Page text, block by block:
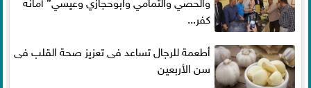
كفر...
أطعمة للرجال تساعد فى تعزيز صحة القلب فى
سن الأربعين